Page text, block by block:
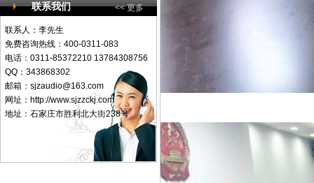
联系我们 << 更多
联系人：李先生
免费咨询热线：400-0311-083
电话：0311-85372210 13784308756
QQ：343868302
邮箱： sjzaudio@163.com
网址：http://www.sjzzckj.com
地址：石家庄市胜利北大街238号